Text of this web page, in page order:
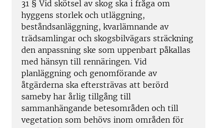
31 § Vid skötsel av skog ska i fråga om
hyggens storlek och utläggning,
beståndsanläggning, kvarlämnande av
trädsamlingar och skogsbilvägars sträckning
den anpassning ske som uppenbart påkallas
med hänsyn till rennäringen. Vid
planläggning och genomförande av
åtgärderna ska eftersträvas att berörd
sameby har årlig tillgång till
sammanhängande betesområden och till
vegetation som behövs inom områden för